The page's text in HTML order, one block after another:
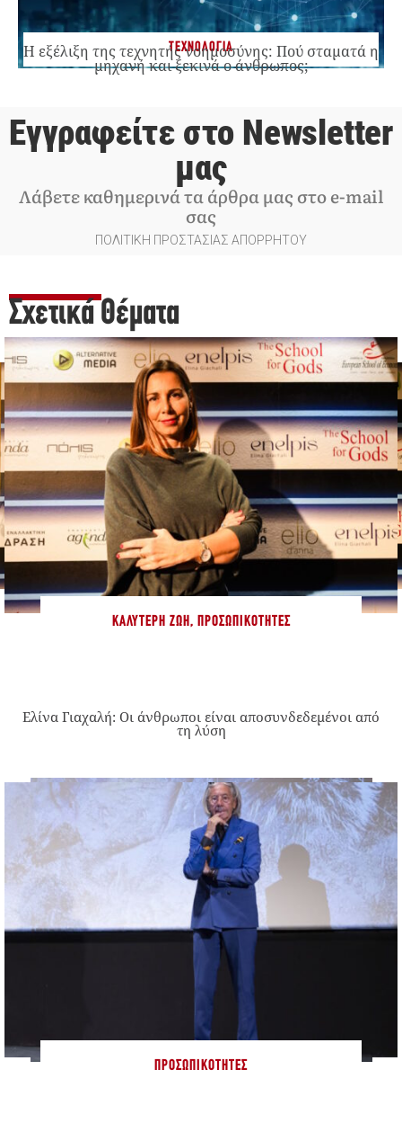
ΤΕΧΝΟΛΟΓΙΑ
Η εξέλιξη της τεχνητής νοημοσύνης: Πού σταματά η
μηχανή και ξεκινά ο άνθρωπος;
Εγγραφείτε στο Newsletter
μας
Λάβετε καθημερινά τα άρθρα μας στο e-mail
σας
ΠΟΛΙΤΙΚΗ ΠΡΟΣΤΑΣΙΑΣ ΑΠΟΡΡΗΤΟΥ
Σχετικά Θέματα
ΚΑΛΎΤΕΡΗ ΖΩΉ, ΠΡΟΣΩΠΙΚΌΤΗΤΕΣ
Ελίνα Γιαχαλή: Οι άνθρωποι είναι αποσυνδεδεμένοι από
τη λύση
ΠΡΟΣΩΠΙΚΌΤΗΤΕΣ